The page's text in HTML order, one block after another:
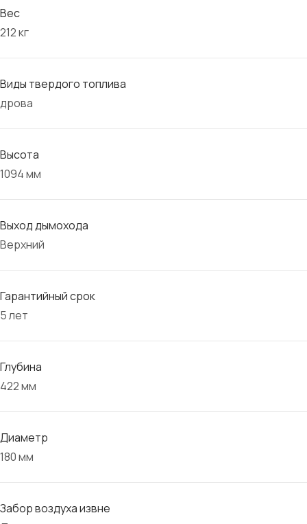
Вес
212 кг
Виды твердого топлива
дрова
Высота
1094 мм
Выход дымохода
Верхний
Гарантийный срок
5 лет
Глубина
422 мм
Диаметр
180 мм
Забор воздуха извне